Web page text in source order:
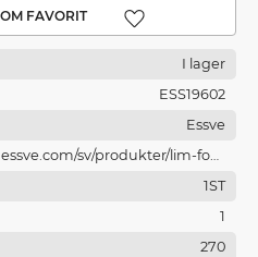
Lägg till i favoriter
I lager
ESS19602
Essve
essve.com/sv/produkter/lim-fog-
och-brandtatning/
1ST
1
270